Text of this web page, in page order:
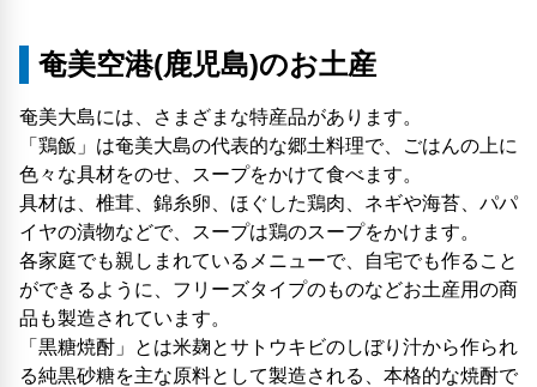
奄美空港(鹿児島)のお土産
奄美大島には、さまざまな特産品があります。
「鶏飯」は奄美大島の代表的な郷土料理で、ごはんの上に
色々な具材をのせ、スープをかけて食べます。
具材は、椎茸、錦糸卵、ほぐした鶏肉、ネギや海苔、パパ
イヤの漬物などで、スープは鶏のスープをかけます。
各家庭でも親しまれているメニューで、自宅でも作ること
ができるように、フリーズタイプのものなどお土産用の商
品も製造されています。
「黒糖焼酎」とは米麹とサトウキビのしぼり汁から作られ
る純黒砂糖を主な原料として製造される、本格的な焼酎で